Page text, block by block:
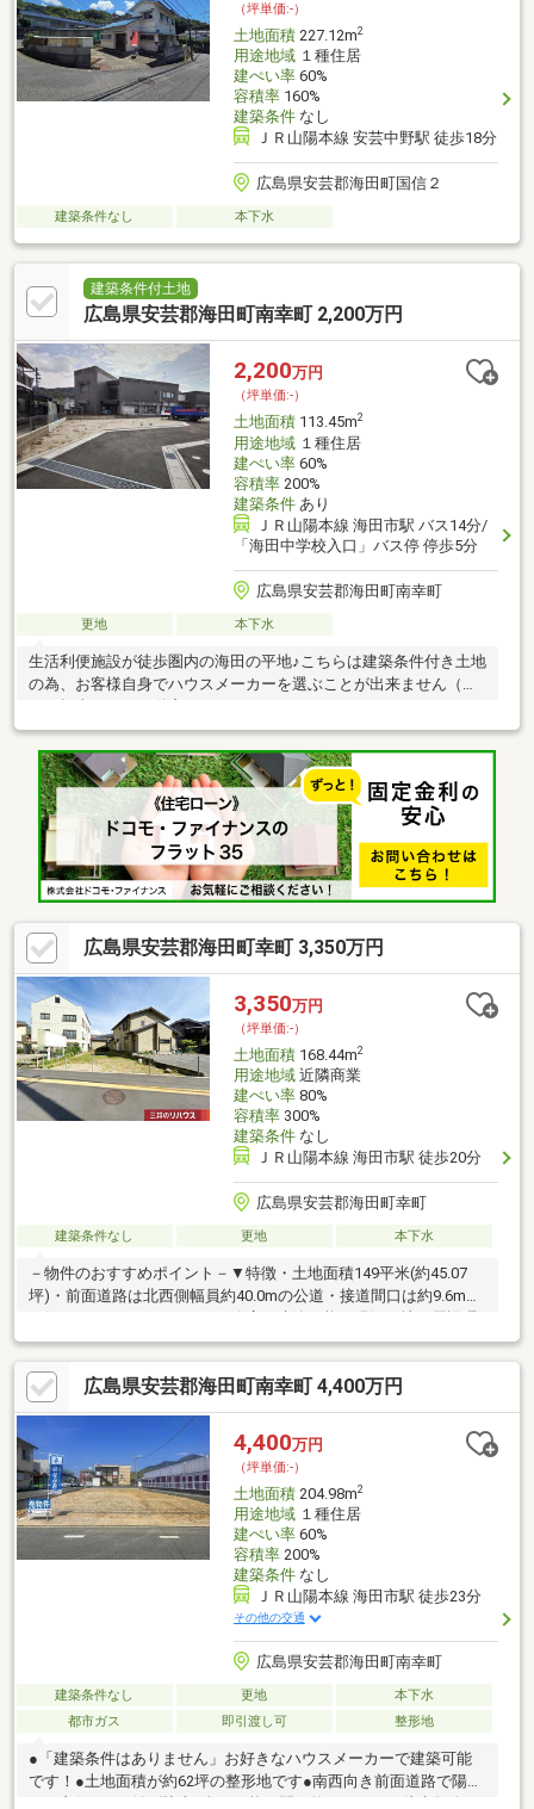
（坪単価:-）
土地面積227.12m2
用途地域１種住居
建ぺい率60%
容積率160%
建築条件なし
ＪＲ山陽本線 安芸中野駅 徒歩18分
広島県安芸郡海田町国信２
建築条件なし 本下水
建築条件付土地
広島県安芸郡海田町南幸町 2,200万円
2,200万円
（坪単価:-）
土地面積113.45m2
用途地域１種住居
建ぺい率60%
容積率200%
建築条件あり
ＪＲ山陽本線 海田市駅 バス14分/
「海田中学校入口」バス停 停歩5分
広島県安芸郡海田町南幸町
更地 本下水
生活利便施設が徒歩圏内の海田の平地♪こちらは建築条件付き土地
の為、お客様自身でハウスメーカーを選ぶことが出来ません（詳
細は担当まで）不動産のことなら、アイスタイルまで♪■イチオシ
ポイント■・海田町の平地・子育て世代が増えいている人気エリ
ア・34坪の敷地です・徒歩数分の近さに、公園、スーパー、小学
校が揃う子育て世代にぴったりの住環境です・落ち着いて暮らせ
る閑静な住宅地・自転車移動も負担の少ない平坦地です■周辺環
境■・海田小学校まで徒歩9分（600m）・海田中学校まで徒歩3分
（200m）・大立公園まで徒歩3分（230m）・万惣海田店まで徒歩
4分（250m）
広島県安芸郡海田町幸町 3,350万円
3,350万円
（坪単価:-）
土地面積168.44m2
用途地域近隣商業
建ぺい率80%
容積率300%
建築条件なし
ＪＲ山陽本線 海田市駅 徒歩20分
広島県安芸郡海田町幸町
建築条件なし 更地 本下水
－物件のおすすめポイント－▼特徴・土地面積149平米(約45.07
坪)・前面道路は北西側幅員約40.0mの公道・接道間口は約9.6m・
境・スーパー「万惣海田店」徒歩3分(約240m)・セブンイレブン
広島海田幸町店 徒歩3分(約210m)※本物件の敷地面積は、測量の結
果、168.44平米です なお、売主は地積更正登記を行いません※本
物件の前面道路下、敷地内にガス管の埋設はありません■ ご希望
の住まい探しをお手伝いします ━━━━━・・・物件の詳細・ご
相談はお気軽にお問い合わせください。
広島県安芸郡海田町南幸町 4,400万円
4,400万円
（坪単価:-）
土地面積204.98m2
用途地域１種住居
建ぺい率60%
容積率200%
建築条件なし
ＪＲ山陽本線 海田市駅 徒歩23分
その他の交通
広島県安芸郡海田町南幸町
建築条件なし 更地
本下水
都市ガス
即引渡し可 整形地
●「建築条件はありません」お好きなハウスメーカーで建築可能
です！●土地面積が約62坪の整形地です●南西向き前面道路で陽当